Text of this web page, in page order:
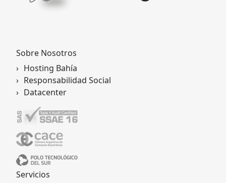
Sobre Nosotros
Hosting Bahía
Responsabilidad Social
Datacenter
Servicios